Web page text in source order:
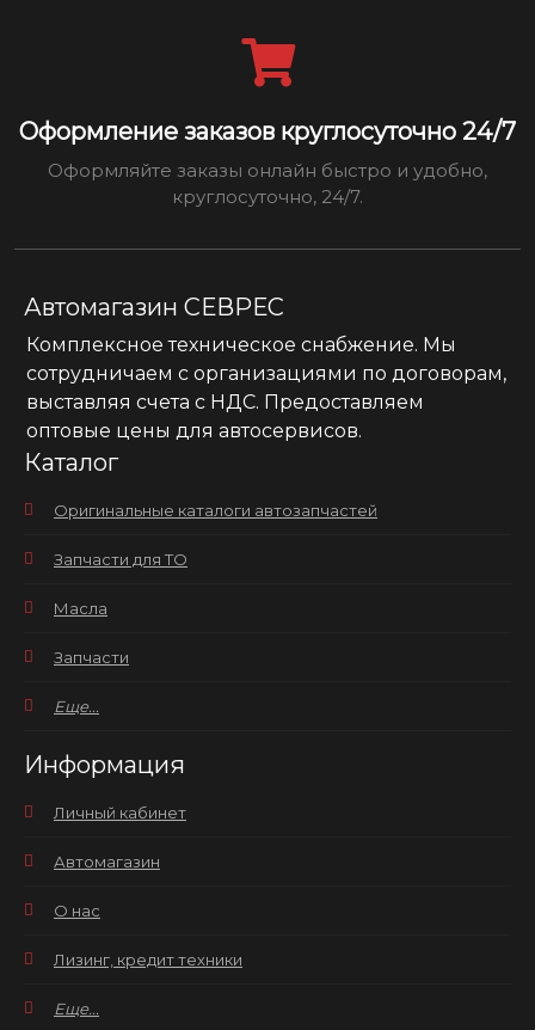
Оформление заказов круглосуточно 24/7
Оформляйте заказы онлайн быстро и удобно,
круглосуточно, 24/7.
Автомагазин СЕВРЕС
Комплексное техническое снабжение. Мы
сотрудничаем с организациями по договорам,
выставляя счета с НДС. Предоставляем
оптовые цены для автосервисов.
Каталог
Оригинальные каталоги автозапчастей
Запчасти для ТО
Масла
Запчасти
Еще...
Информация
Личный кабинет
Автомагазин
О нас
Лизинг, кредит техники
Еще...